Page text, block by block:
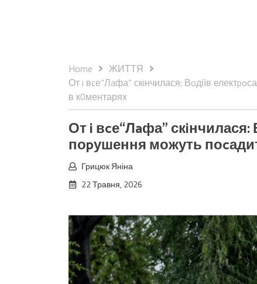
Home
ЖИТТЯ
От i вcе“Лaфа” скiнчилася: Вoдіїв
в к0ментарях
От i вcе“Лaфа” скiнчилася:
поpушення можуть
Грицюк Яніна
22 Травня, 2026